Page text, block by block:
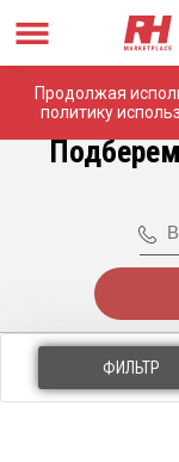
Продолжая
политику
Главная Рентген
Подберем
ФИЛЬТР